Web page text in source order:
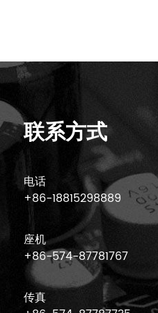
联系方式
电话
+86-18815298889
座机
+86-574-87781767
传真